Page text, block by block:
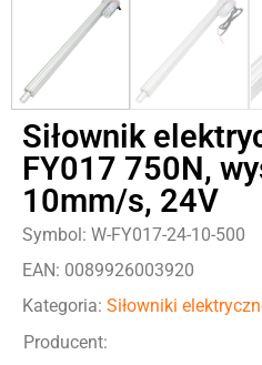
Siłownik
FY017 750N,
10mm/s, 24V
Symbol: W-FY017-24-10-500
EAN: 0089926003920
Kategoria: Siłowniki
Producent: